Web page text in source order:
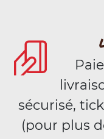
sécurisé,
(pour plus